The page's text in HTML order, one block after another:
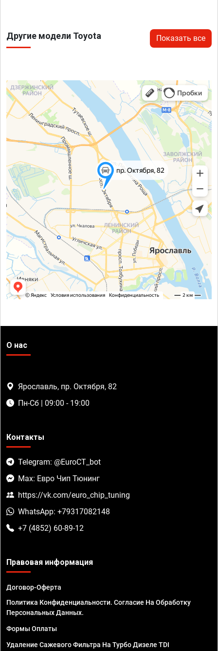
Другие модели Toyota Показать все
О нас
Ярославль, пр. Октября, 82
Пн-Сб | 09:00 - 19:00
Контакты
Telegram: @EuroCT_bot
Max: Евро Чип Тюнинг
https://vk.com/euro_chip_tuning
WhatsApp: +79317082148
+7 (4852) 60-89-12
Правовая информация
Договор-Оферта
Политика Конфиденциальности. Согласие На Обработку
Персональных Данных.
Формы Оплаты
Удаление Сажевого Фильтра На Турбо Дизеле TDI